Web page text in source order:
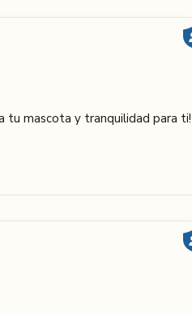
tu mascota y tranquilidad para ti!